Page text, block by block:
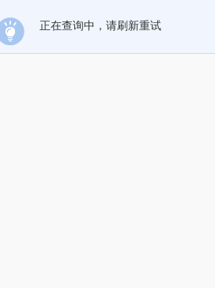
正在查询中，请刷新重试